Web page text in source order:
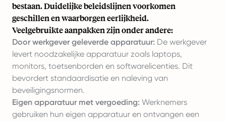
bestaan. Duidelijke beleidslijnen voorkomen
geschillen en waarborgen eerlijkheid.
Veelgebruikte aanpakken zijn onder andere:
Door werkgever geleverde apparatuur: De werkgever
levert noodzakelijke apparatuur zoals laptops,
monitors, toetsenborden en softwarelicenties. Dit
bevordert standaardisatie en naleving van
beveiligingsnormen.
Eigen apparatuur met vergoeding: Werknemers
gebruiken hun eigen apparatuur en ontvangen een